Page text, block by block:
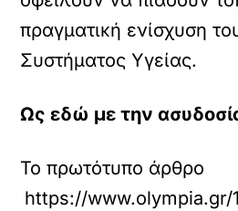
μ
ν
ο
πραγματική ενίσχυση
Συστήματος Υγείας.
Ως εδώ με την
Το πρωτότυπο άρθρο
https://